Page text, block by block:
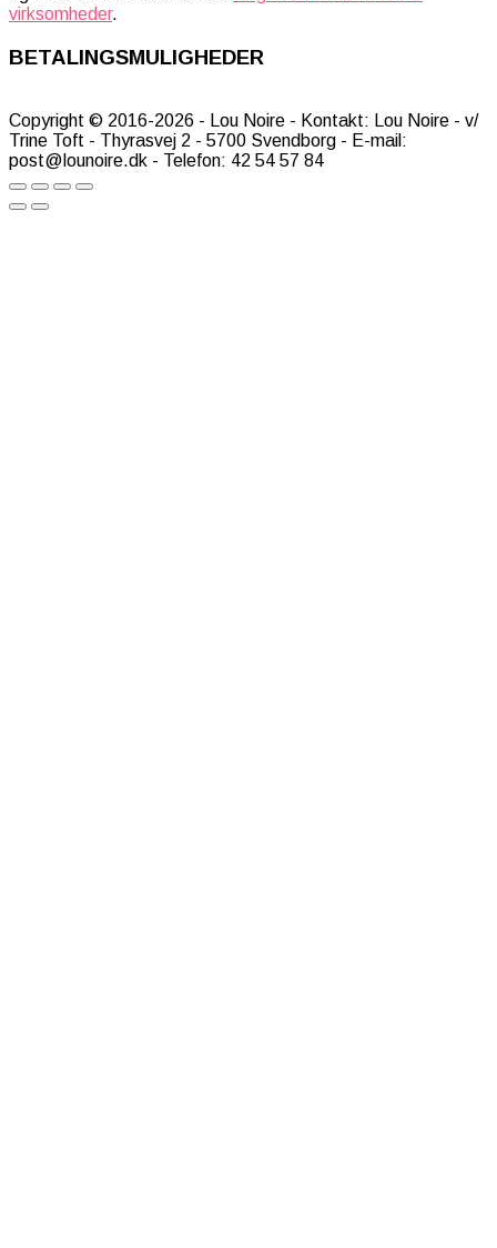
virksomheder.
BETALINGSMULIGHEDER
Copyright © 2016-2026 - Lou Noire - Kontakt: Lou Noire - v/
Trine Toft - Thyrasvej 2 - 5700 Svendborg - E-mail:
post@lounoire.dk - Telefon: 42 54 57 84